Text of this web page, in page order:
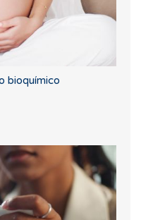
bioquímico